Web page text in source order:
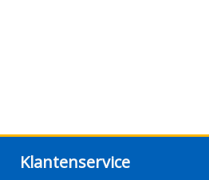
Klantenservice